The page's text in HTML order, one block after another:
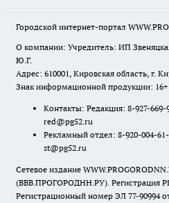
Городской интернет-портал
О компании: Учредитель: ИП
Ю.Г.
Адрес: 610001, Кировская область, г.
Знак информационной продукции: 16+
Контакты: Редакция: 8-927-
red@pg52.ru
Рекламный отдел: 8-920-004-
st@pg52.ru
Сетевое издание
(ВВВ.ПРОГОРОДНН.РУ). Регистрация
Регистрационный номер ЭЛ 77-90994